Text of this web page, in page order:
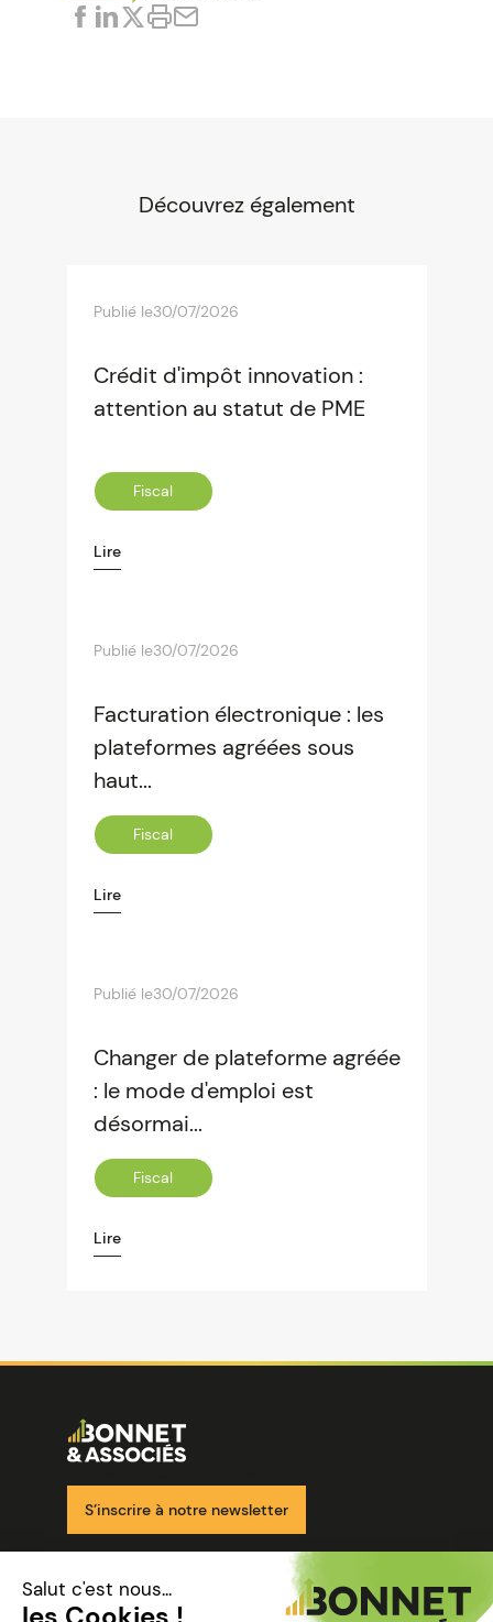
Découvrez également
Publié le30/07/2026
Crédit d'impôt innovation :
attention au statut de PME
Fiscal
Lire
Publié le30/07/2026
Facturation électronique : les
plateformes agréées sous
haut...
Fiscal
Lire
Publié le30/07/2026
Changer de plateforme agréée
: le mode d'emploi est
désormai...
Fiscal
Lire
Image
S’inscrire à notre newsletter
Nos solutions